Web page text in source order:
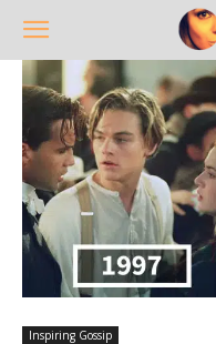
Inspiring Gossip